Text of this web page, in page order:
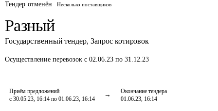
Тендер отменён Несколько поставщиков
Разный
Государственный тендер, Запрос котировок
Осуществление перевозок с 02.06.23 по 31.12.23
Приём предложений
с 30.05.23, 16:14 по 01.06.23, 16:14
Окончание тендера
01.06.23, 16:14